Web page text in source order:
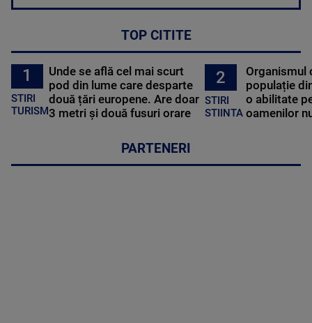
TOP CITITE
1
STIRI
TURISM
Unde se află cel mai scurt
pod din lume care desparte
două țări europene. Are doar
3 metri și două fusuri orare
2
STIRI
STIINTA
Organismul
populație
o abilitate
oamenilor
PARTENERI